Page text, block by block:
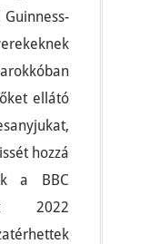
ellátó
hozzá
a BBC
2022